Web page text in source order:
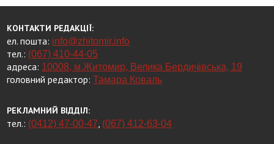
КОНТАКТИ РЕДАКЦІЇ:
ел. пошта: info@zhitomir.info
тел.: (067) 410-44-05
адреса: 10008, м.Житомир, Велика Бердичівська, 19
головний редактор:Тамара Коваль
РЕКЛАМНИЙ ВІДДІЛ:
тел.: (0412) 47-00-47 (067) 412-63-04